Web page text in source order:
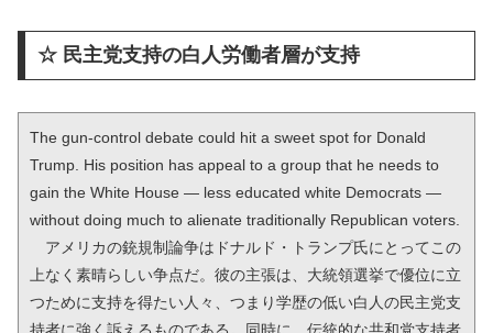
☆ 民主党支持の白人労働者層が支持
The gun-control debate could hit a sweet spot for Donald
Trump. His position has appeal to a group that he needs to
gain the White House — less educated white Democrats —
without doing much to alienate traditionally Republican voters.
アメリカの銃規制論争はドナルド・トランプ氏にとってこの
上なく素晴らしい争点だ。彼の主張は、大統領選挙で優位に立
つために支持を得たい人々、つまり学歴の低い白人の民主党支